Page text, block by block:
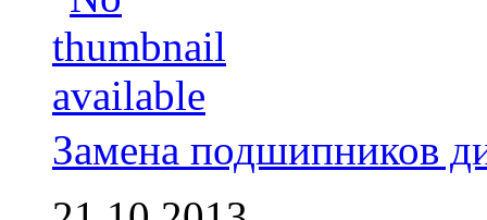
Замена подшипников